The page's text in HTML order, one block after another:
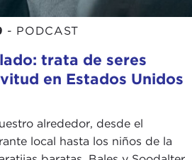
- PODCAST
trata de seres
en Estados Unidos
alrededor, desde el
local hasta los niños de la